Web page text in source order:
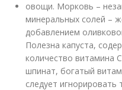
овощи. Морковь –
минеральных солей –
добавлением
Полезна капуста,
количество витамина
шпинат, богатый
следует